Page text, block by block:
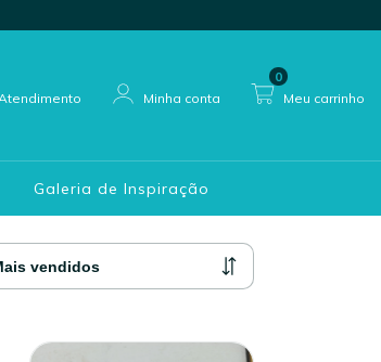
Minha conta Meu carrinho
0
Galeria de Inspiração